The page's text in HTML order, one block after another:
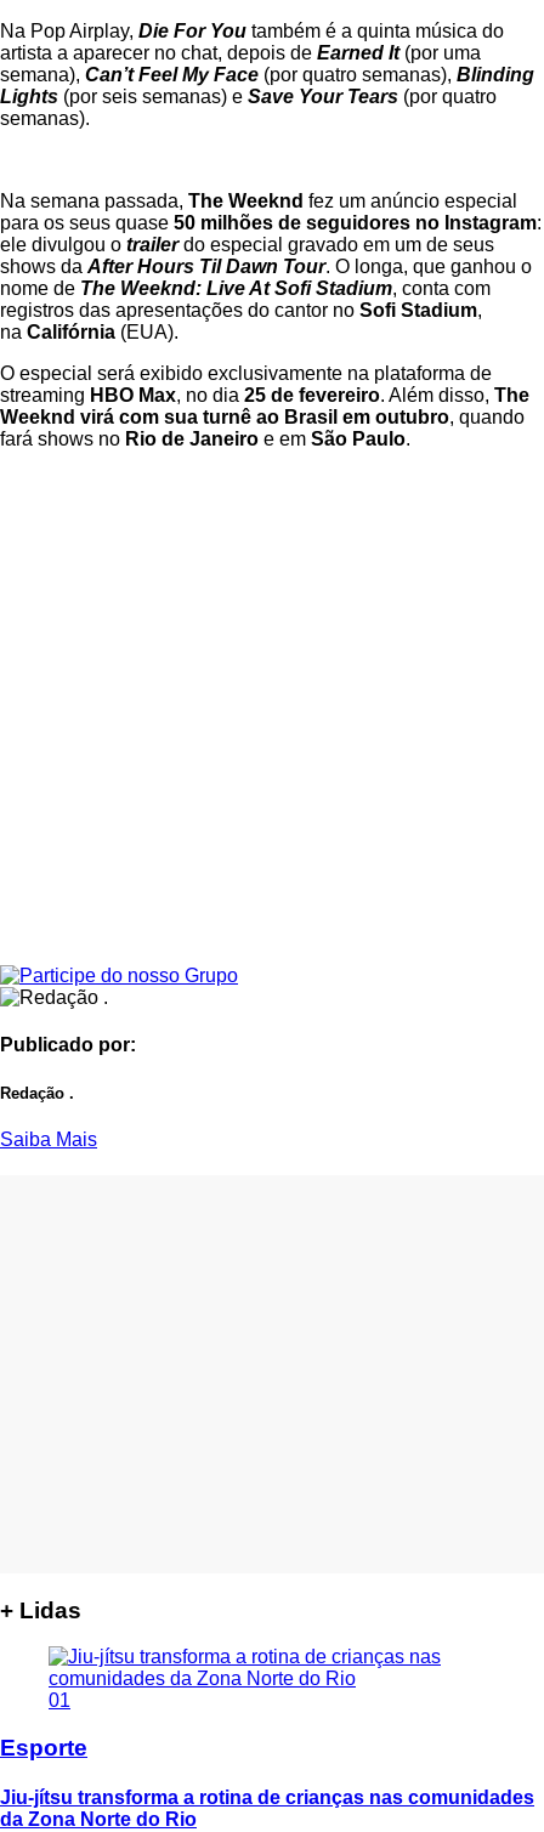
Na Pop Airplay, Die For You também é a quinta música do
artista a aparecer no chat, depois de Earned It (por uma
semana), Can’t Feel My Face (por quatro semanas), Blinding
Lights (por seis semanas) e Save Your Tears (por quatro
semanas).
Na semana passada, The Weeknd fez um anúncio especial
para os seus quase 50 milhões de seguidores no Instagram:
ele divulgou o trailer do especial gravado em um de seus
shows da After Hours Til Dawn Tour. O longa, que ganhou o
nome de The Weeknd: Live At Sofi Stadium, conta com
registros das apresentações do cantor no Sofi Stadium,
na Califórnia (EUA).
O especial será exibido exclusivamente na plataforma de
streaming HBO Max, no dia 25 de fevereiro. Além disso, The
Weeknd virá com sua turnê ao Brasil em outubro, quando
fará shows no Rio de Janeiro e em São Paulo.
Publicado por:
Redação .
Saiba Mais
+ Lidas
01
Esporte
Jiu-jítsu transforma a rotina de crianças nas comunidades
da Zona Norte do Rio